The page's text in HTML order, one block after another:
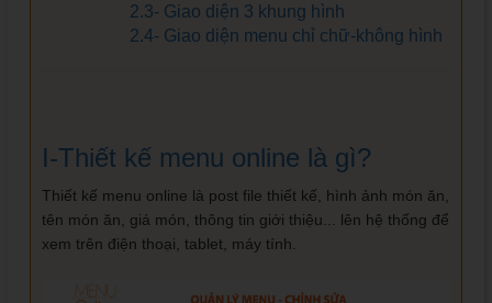
2.3- Giao diện 3 khung hình
2.4- Giao diện menu chỉ chữ-không hình
I-Thiết kế menu online là gì?
Thiết kế menu online là post file thiết kế, hình ảnh món ăn,
tên món ăn, giá món, thông tin giới thiệu... lên hệ thống để
xem trên điện thoại, tablet, máy tính.